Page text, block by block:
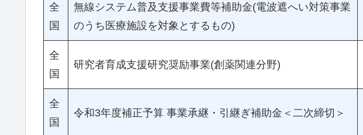
全
国
無線システム普及支援事業費等補助金(電波遮へい対策事業
のうち医療施設を対象とするもの)
全
国
研究者育成支援研究奨励事業(創薬関連分野)
全
国
令和3年度補正予算 事業承継・引継ぎ補助金＜二次締切＞